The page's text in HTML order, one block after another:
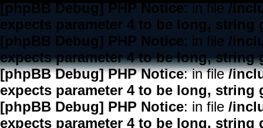
[phpBB Debug] PHP Notice: in file/
expects parameter 4 to be long, string
[phpBB Debug] PHP Notice: in file /
expects parameter 4 to be long, string
[phpBB Debug] PHP Notice: in file/
expects parameter 4 to be long, string
[phpBB Debug] PHP Notice: in file /
expects parameter 4 to be long, string